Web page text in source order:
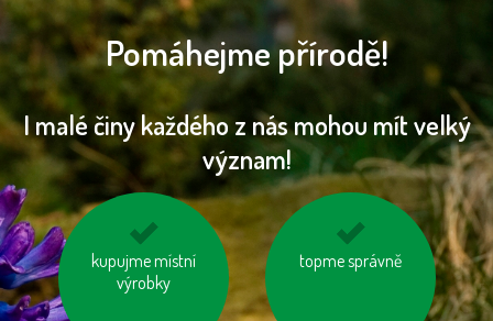
Pomáhejme přírodě!
I malé činy každého z nás mohou mít velký
význam!
kupujme místní
výrobky
odevzdávejme
vysloužilé
topme správně
jezme naše ryby